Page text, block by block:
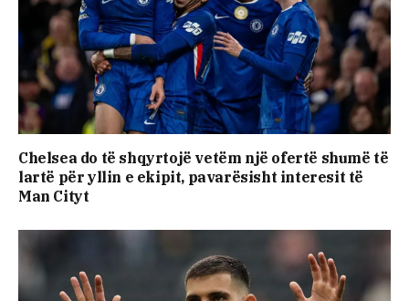
Chelsea do të shqyrtojë vetëm një ofertë shumë të
lartë për yllin e ekipit, pavarësisht interesit të
Man Cityt